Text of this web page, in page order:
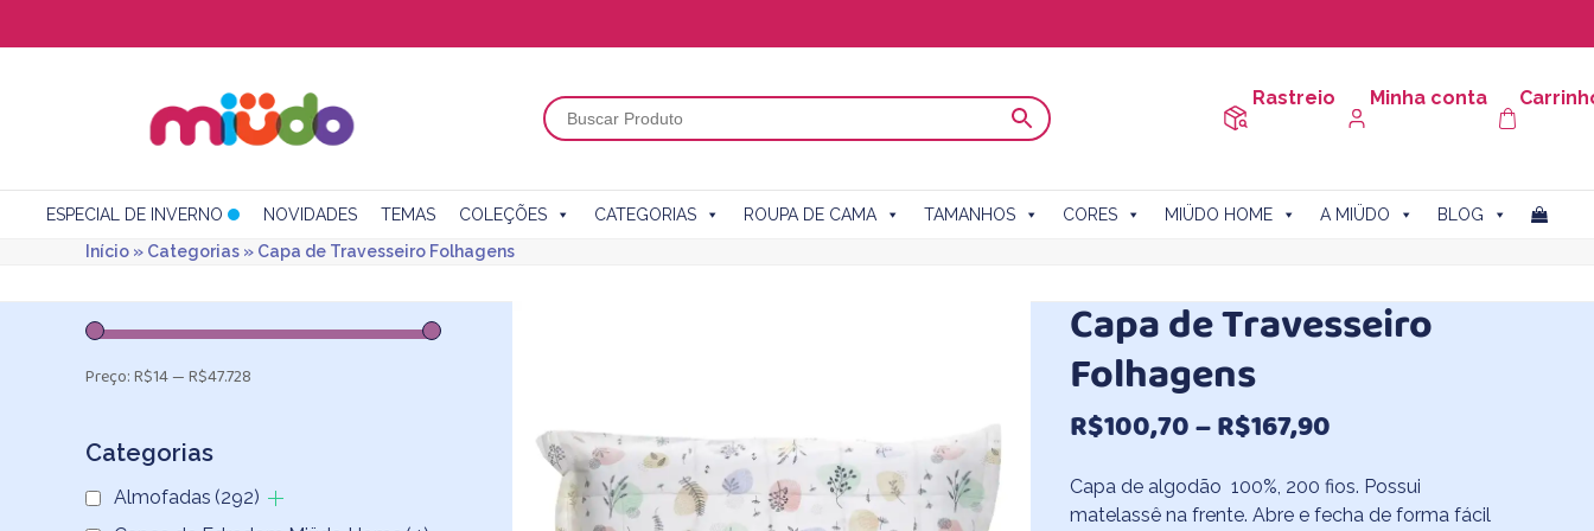
Rastreio
Minha conta
ESPECIAL DE INVERNO NOVIDADES TEMAS COLEÇÕES CATEGORIAS ROUPA DE CAMA TAMANHOS CORES MIÜDO HOME A MIÜDO
BLOG
Início » Categorias » Capa de Travesseiro Folhagens
Capa de Travesseiro
Folhagens
R$100,70–R$167,90
de
preço:
Capa de algodão 100%, 200 fios. Possui
matelassê na frente. Abre e fecha de forma fácil
Preço:R$14—R$47.728
Categorias
Almofadas (292)